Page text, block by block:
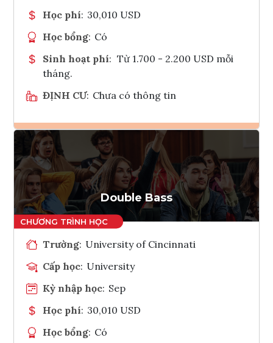
Học phí: 30,010 USD
Học bổng: Có
Sinh hoạt phí: Từ 1.700 - 2.200 USD mỗi
tháng.
ĐỊNH CƯ: Chưa có thông tin
Ghi danh
Tham vấn Interlink
Double Bass
Trường: University of Cincinnati
Cấp học: University
Kỳ nhập học: Sep
Học phí: 30,010 USD
Học bổng: Có